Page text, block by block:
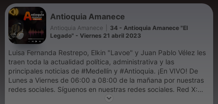
Antioquia Amanece
Antioquia Amanece
34 - Antioquia Amanece "El
Legado" - Viernes 21 abril 2023
Luisa Fernanda Restrepo, Elkin "Lavoe" y Juan Pablo Vélez les
traen toda la actualidad política, administrativa y las
principales noticias de #Medellín y #Antioquia. ¡En VIVO! De
Lunes a Viernes de 06:00 a 08:00 de la mañana por nuestras
redes sociales. Síguenos en nuestras redes sociales. Red X:
https://cutt.ly/qWo2LdG Facebook: https://cutt.ly/EWo9qZ5